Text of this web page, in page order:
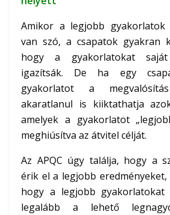
Amikor a legjobb gyakorlatok
van szó, a csapatok gyakran
hogy a gyakorlatokat saját
igazítsák. De ha egy
gyakorlatot a
akaratlanul is kiiktathatja
amelyek a gyakorlatot
meghiúsítva az átvitel célját.
Az APQC úgy találja, hogy a
érik el a legjobb
hogy a legjobb gyakorlatokat
legalább a lehető